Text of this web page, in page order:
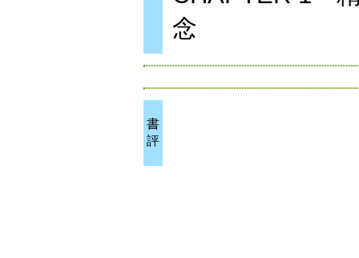
念
書
評